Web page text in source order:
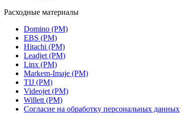
Расходные материалы
Domino (РМ)
EBS (РМ)
Hitachi (РМ)
Leadjet (РМ)
Linx (РМ)
Markem-Imaje (РМ)
TIJ (РМ)
Videojet (РМ)
Willett (РМ)
Согласие на обработку персональных данных